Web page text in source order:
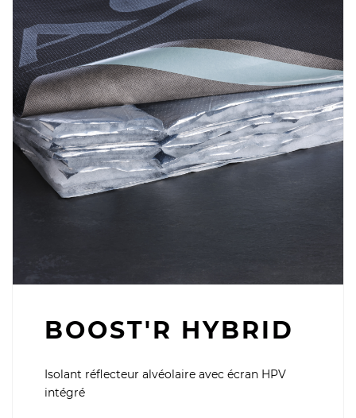
BOOST'R HYBRID
Isolant réflecteur alvéolaire avec écran HPV
intégré